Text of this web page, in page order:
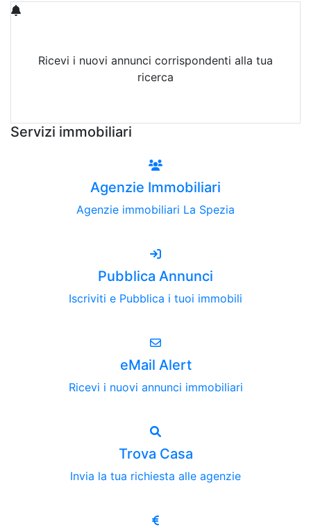
Ricevi i nuovi annunci corrispondenti alla tua
ricerca
Servizi immobiliari
Agenzie Immobiliari
Agenzie immobiliari La Spezia
Pubblica Annunci
Iscriviti e Pubblica i tuoi immobili
eMail Alert
Ricevi i nuovi annunci immobiliari
Trova Casa
Invia la tua richiesta alle agenzie